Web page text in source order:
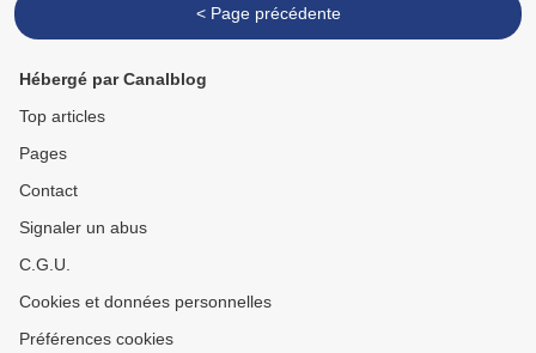
< Page précédente
Hébergé par Canalblog
Top articles
Pages
Contact
Signaler un abus
C.G.U.
Cookies et données personnelles
Préférences cookies